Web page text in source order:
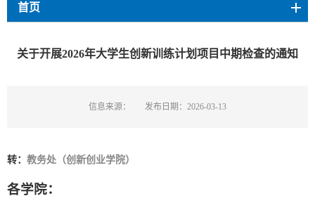
首页
关于开展2026年大学生创新训练计划项目中期检查的通知
信息来源： 发布日期：2026-03-13
转： 教务处（创新创业学院）
各学院：